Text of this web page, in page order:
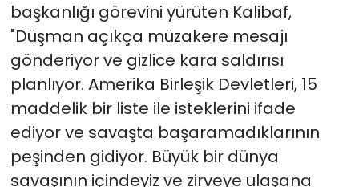
başkanlığı görevini yürüten Kalibaf,
"Düşman açıkça müzakere mesajı
gönderiyor ve gizlice kara saldırısı
planlıyor. Amerika Birleşik Devletleri, 15
maddelik bir liste ile isteklerini ifade
ediyor ve savaşta başaramadıklarının
peşinden gidiyor. Büyük bir dünya
savaşının içindeyiz ve zirveye ulaşana